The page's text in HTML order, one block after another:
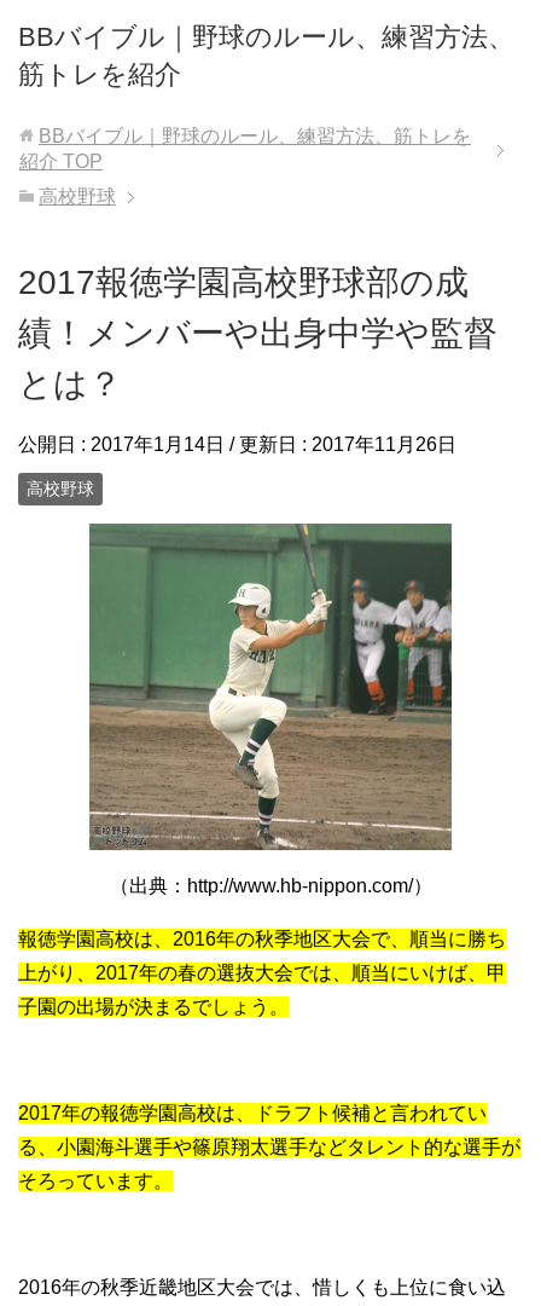
BBバイブル｜野球のルール、練習方法、
筋トレを紹介
BBバイブル｜野球のルール、練習方法、筋トレを
紹介 TOP
高校野球
2017報徳学園高校野球部の成
績！メンバーや出身中学や監督
とは？
公開日 : 2017年1月14日 / 更新日 : 2017年11月26日
高校野球
（出典：http://www.hb-nippon.com/）
報徳学園高校は、2016年の秋季地区大会で、順当に勝ち
上がり、2017年の春の選抜大会では、順当にいけば、甲
子園の出場が決まるでしょう。
2017年の報徳学園高校は、ドラフト候補と言われてい
る、小園海斗選手や篠原翔太選手などタレント的な選手が
そろっています。
2016年の秋季近畿地区大会では、惜しくも上位に食い込